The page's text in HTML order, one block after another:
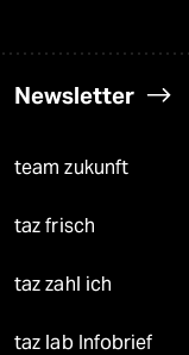
Newsletter
team zukunft
taz frisch
taz zahl ich
taz lab Infobrief